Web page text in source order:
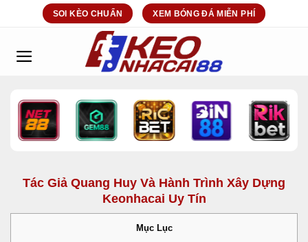
dung
SOI KÈO CHUẨN XEM BÓNG ĐÁ MIỄN PHÍ
Tác Giả Quang Huy Và Hành Trình Xây Dựng
Keonhacai Uy Tín
Mục Lục